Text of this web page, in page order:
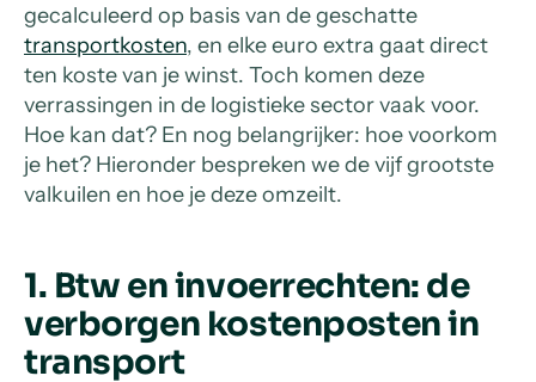
gecalculeerd op basis van de geschatte
transportkosten, en elke euro extra gaat direct
ten koste van je winst. Toch komen deze
verrassingen in de logistieke sector vaak voor.
Hoe kan dat? En nog belangrijker: hoe voorkom
je het? Hieronder bespreken we de vijf grootste
valkuilen en hoe je deze omzeilt.
1. Btw en invoerrechten: de
verborgen kostenposten in
transport